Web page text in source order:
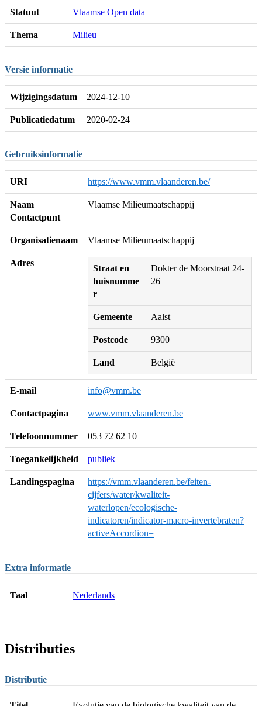
Statuut Vlaamse Open data
Thema Milieu
Versie informatie
Wijzigingsdatum 2024-12-10
Publicatiedatum 2020-02-24
Gebruiksinformatie
URI https://www.vmm.vlaanderen.be/
Naam
Contactpunt
Vlaamse Milieumaatschappij
Organisatienaam Vlaamse Milieumaatschappij
Adres
Straat en
huisnumme
r
Dokter de Moorstraat 24-
26
Gemeente Aalst
Postcode 9300
Land België
E-mail info@vmm.be
Contactpagina www.vmm.vlaanderen.be
Telefoonnummer 053 72 62 10
Toegankelijkheid publiek
Landingspagina
https://vmm.vlaanderen.be/feiten-
cijfers/water/kwaliteit-
waterlopen/ecologische-
indicatoren/indicator-macro-invertebraten?
activeAccordion=
Extra informatie
Taal Nederlands
Distributies
Distributie